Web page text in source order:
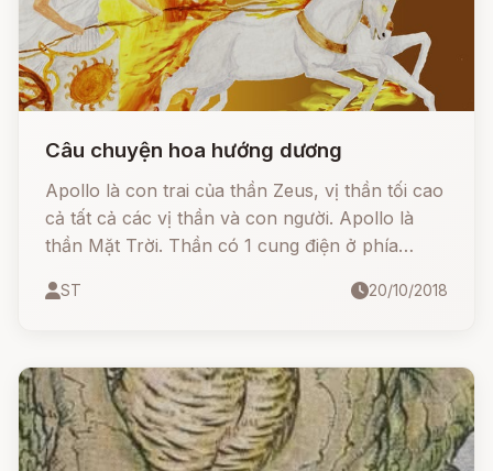
Câu chuyện hoa hướng dương
Apollo là con trai của thần Zeus, vị thần tối cao
cả tất cả các vị thần và con người. Apollo là
thần Mặt Trời. Thần có 1 cung điện ở phía
bằng vàng của mình chạy trên bầu trời từ Đông
ST 20/10/2018